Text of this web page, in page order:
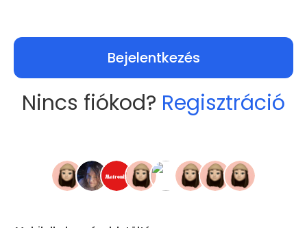
Bejelentkezés
Nincs fiókod? Regisztráció